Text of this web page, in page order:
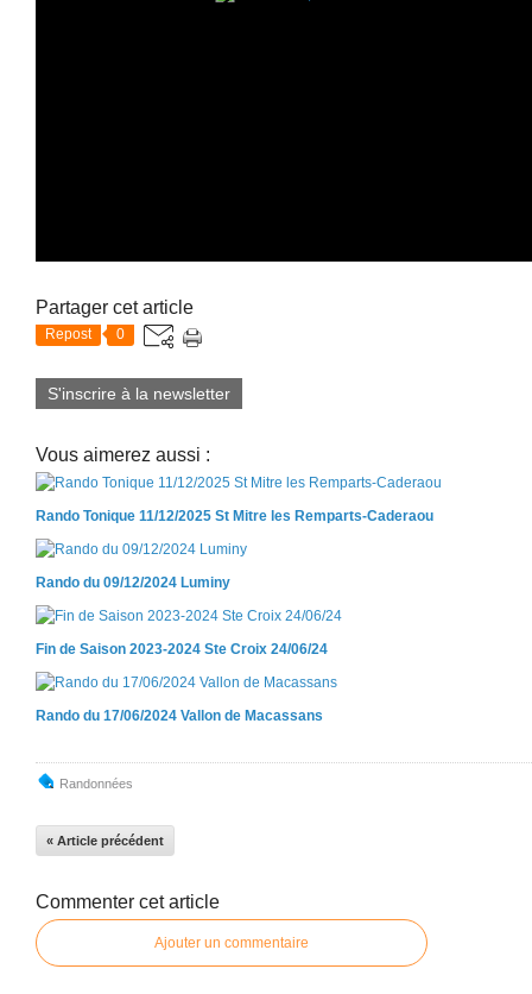
Partager cet article
Repost 0
S'inscrire à la newsletter
Vous aimerez aussi :
Rando Tonique 11/12/2025 St Mitre les Remparts-Caderaou
Rando du 09/12/2024 Luminy
Fin de Saison 2023-2024 Ste Croix 24/06/24
Rando du 17/06/2024 Vallon de Macassans
Randonnées
« Article précédent
Commenter cet article
Ajouter un commentaire